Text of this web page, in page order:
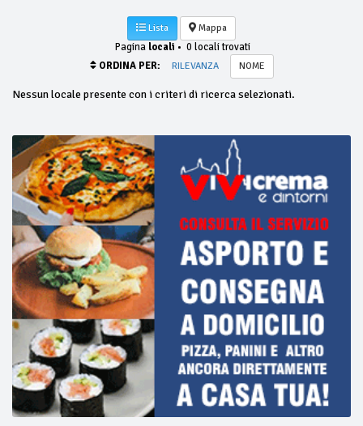
Lista Mappa
Pagina locali • 0 locali trovati
ORDINA PER:
RILEVANZA NOME
Nessun locale presente con i criteri di ricerca selezionati.